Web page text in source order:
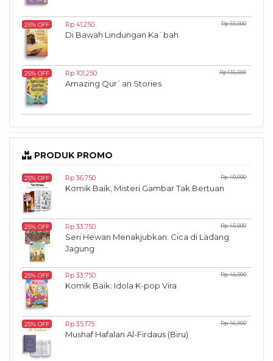
25% OFF Rp 41,250 Rp 55,000
Di Bawah Lindungan Ka`bah
25% OFF Rp 101,250 Rp 135,000
Amazing Qur`an Stories
PRODUK PROMO
25% OFF Rp 36,750 Rp 49,000
Komik Baik, Misteri Gambar Tak Bertuan
25% OFF Rp 33,750 Rp 45,000
Seri Hewan Menakjubkan: Cica di Ladang
Jagung
25% OFF Rp 33,750 Rp 45,000
Komik Baik: Idola K-pop Vira
25% OFF Rp 35,175 Rp 46,900
Mushaf Hafalan Al-Firdaus (Biru)